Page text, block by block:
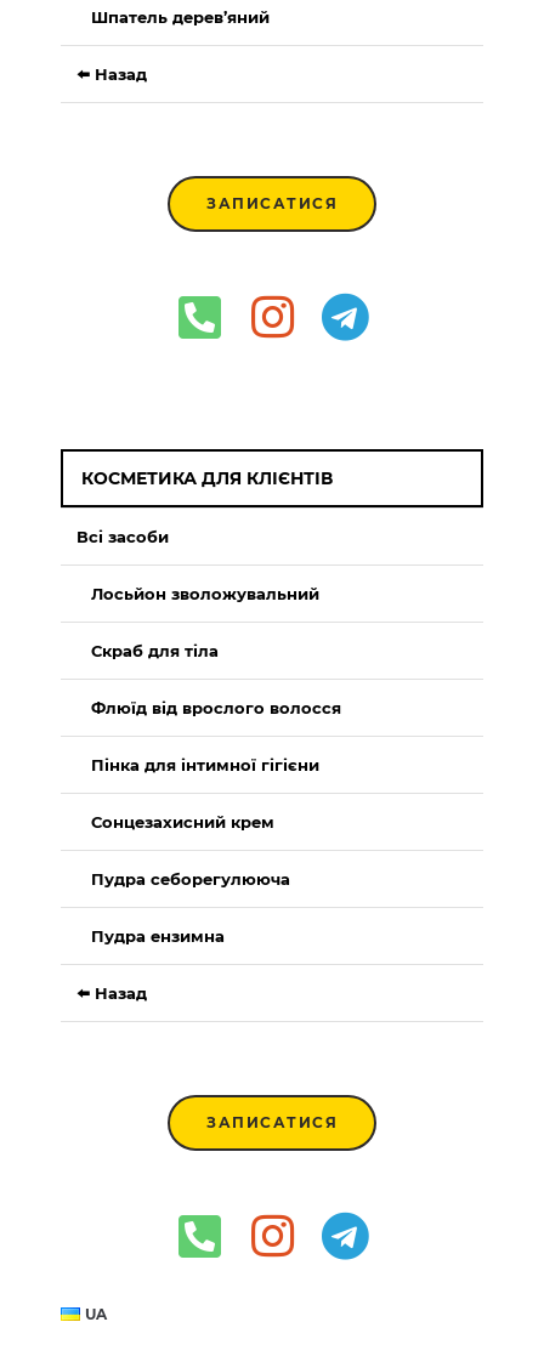
Шпатель дерев’яний
⬅️ Назад
ЗАПИСАТИСЯ
КОСМЕТИКА ДЛЯ КЛІЄНТІВ
Всі засоби
Лосьйон зволожувальний
Скраб для тіла
Флюїд від врослого волосся
Пінка для інтимної гігієни
Сонцезахисний крем
Пудра себорегулююча
Пудра ензимна
⬅️ Назад
ЗАПИСАТИСЯ
UA